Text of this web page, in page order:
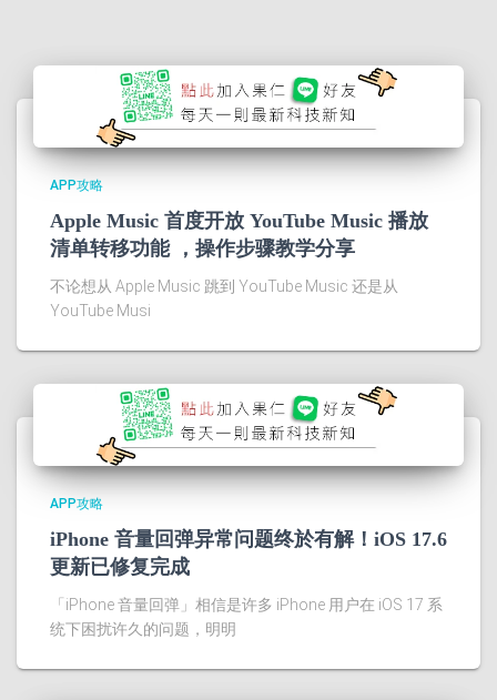
APP攻略
Apple Music 首度开放 YouTube Music 播放
清单转移功能 ，操作步骤教学分享
不论想从 Apple Music 跳到 YouTube Music 还是从
YouTube Musi
APP攻略
iPhone 音量回弹异常问题终於有解！iOS 17.6
更新已修复完成
「iPhone 音量回弹」相信是许多 iPhone 用户在 iOS 17 系
统下困扰许久的问题，明明